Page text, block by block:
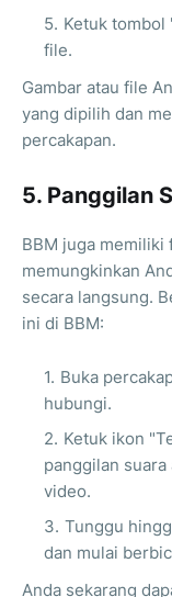
Ketuk tombol
file.
Gambar atau file
yang dipilih dan
percakapan.
5. Panggilan
BBM juga memiliki
memungkinkan
secara langsung.
ini di BBM:
Buka
hubungi.
Ketuk ikon
panggilan
video.
Tunggu
dan mulai
Anda sekarang